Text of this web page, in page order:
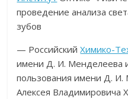
проведение анализа
зубов
— РоссийскийХимико-
имени Д. И. Менделеева
пользования имени Д. И.
Алексея Владимировича